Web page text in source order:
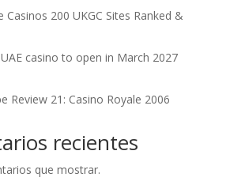
Casinos 200 UKGC Sites Ranked &
casino to open in March 2027
Review 21: Casino Royale 2006
recientes
que mostrar.